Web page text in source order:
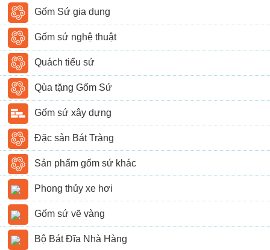
Gốm Sứ gia dụng
Gốm sứ nghệ thuật
Quách tiểu sứ
Qùa tặng Gốm Sứ
Gốm sứ xây dựng
Đặc sản Bát Tràng
Sản phẩm gốm sứ khác
Phong thủy xe hơi
Gốm sứ vẽ vàng
Bộ Bát Đĩa Nhà Hàng